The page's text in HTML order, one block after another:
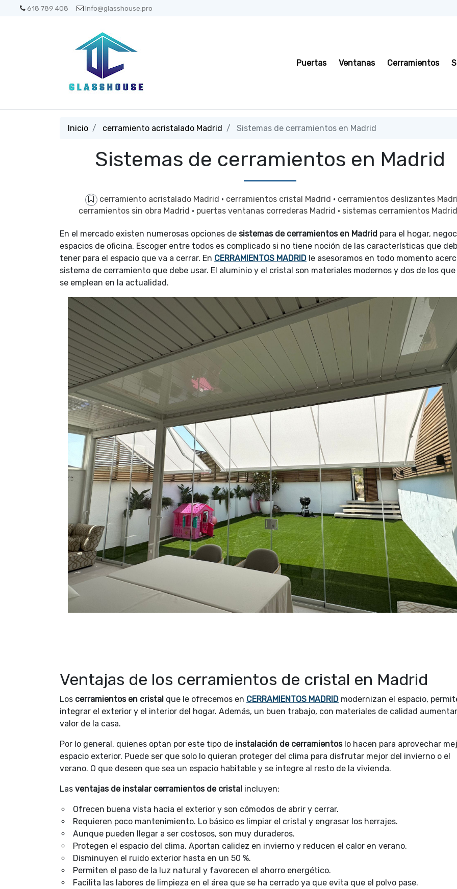
618 789 408 Info@glasshouse.pro
Puertas Ventanas Cerramientos
Inicio cerramiento acristalado Madrid Sistemas de cerramientos en Madrid
Sistemas de cerramientos en Madrid
cerramiento acristalado Madrid · cerramientos cristal Madrid · cerramientos deslizantes
cerramientos sin obra Madrid · puertas ventanas correderas Madrid · sistemas cerramientos Madrid
En el mercado existen numerosas opciones de sistemas de cerramientos en Madrid para el hogar,
espacios de oficina. Escoger entre todos es complicado si no tiene noción de las características que
tener para el espacio que va a cerrar. En CERRAMIENTOS MADRID le asesoramos en todo momento
sistema de cerramiento que debe usar. El aluminio y el cristal son materiales modernos y dos de los que
se emplean en la actualidad.
Ventajas de los cerramientos de cristal en Madrid
Los cerramientos en cristal que le ofrecemos en CERRAMIENTOS MADRID modernizan el espacio,
integrar el exterior y el interior del hogar. Además, un buen trabajo, con materiales de calidad
valor de la casa.
Por lo general, quienes optan por este tipo de instalación de cerramientoslo hacen para aprovechar
espacio exterior. Puede ser que solo lo quieran proteger del clima para disfrutar mejor del invierno o el
verano. O que deseen que sea un espacio habitable y se integre al resto de la vivienda.
Las ventajas de instalar cerramientos de cristal incluyen:
Ofrecen buena vista hacia el exterior y son cómodos de abrir y cerrar.
Requieren poco mantenimiento. Lo básico es limpiar el cristal y engrasar los herrajes.
Aunque pueden llegar a ser costosos, son muy duraderos.
Protegen el espacio del clima. Aportan calidez en invierno y reducen el calor en verano.
Disminuyen el ruido exterior hasta en un 50 %.
Permiten el paso de la luz natural y favorecen el ahorro energético.
Facilita las labores de limpieza en el área que se ha cerrado ya que evita que el polvo pase.